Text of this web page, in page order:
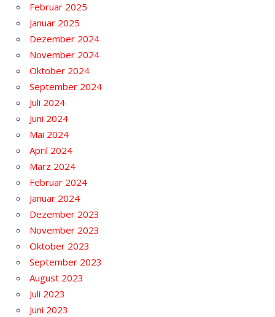
Februar 2025
Januar 2025
Dezember 2024
November 2024
Oktober 2024
September 2024
Juli 2024
Juni 2024
Mai 2024
April 2024
März 2024
Februar 2024
Januar 2024
Dezember 2023
November 2023
Oktober 2023
September 2023
August 2023
Juli 2023
Juni 2023